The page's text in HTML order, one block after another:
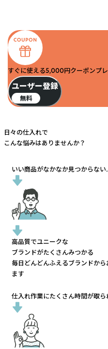
すぐに使える5,000円クーポンプレ
ユーザー登録
無料
日々の仕入れで
こんな悩みはありませんか？
いい商品がなかなか見つからない
高品質でユニークな
ブランドがたくさんみつかる
毎日どんどんふえるブランドから
ます
仕入れ作業にたくさん時間が取ら